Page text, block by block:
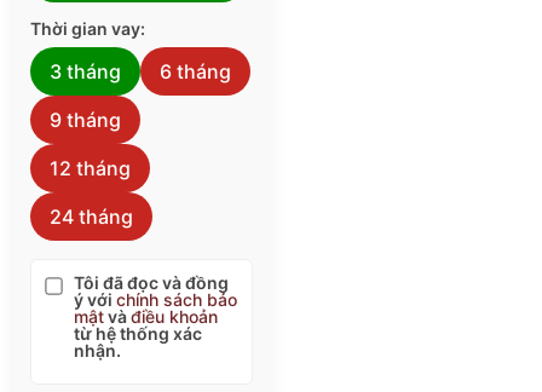
Thời gian vay:
3 tháng
6 tháng
9 tháng
12 tháng
24 tháng
Tôi đã đọc và đồng
ý với chính sách bảo
mậtvàđiều khoản
từ hệ thống xác
nhận.